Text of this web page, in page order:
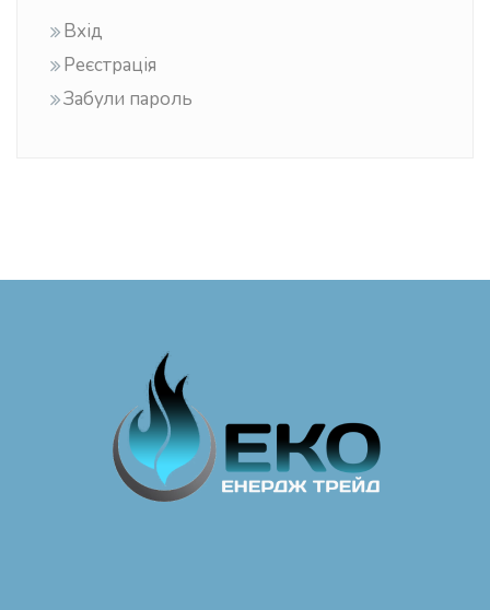
Вхід
Реєстрація
Забули пароль